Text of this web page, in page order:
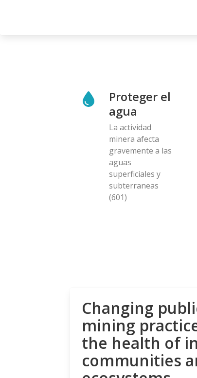
Proteger el
agua
La actividad
minera afecta
gravemente a las
aguas
superficiales y
subterraneas
(601)
Changing
mining
the health of
communities